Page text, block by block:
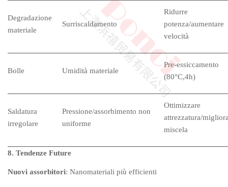
Degradazione
materiale
Surriscaldamento
Ridurre
potenza/aumentare
velocità
Bolle Umidità materiale
Pre-essiccamento
(80°C,4h)
Saldatura
irregolare
Pressione/assorbimento non
uniforme
Ottimizzare
attrezzatura/
miscela
8. Tendenze Future
Nuovi assorbitori: Nanomateriali più efficienti